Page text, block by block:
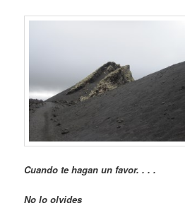
Cuando te hagan un favor. . . .
No lo olvides